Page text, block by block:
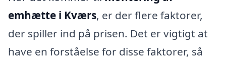
emhætte i Kværs, er der flere faktorer,
der spiller ind på prisen. Det er vigtigt at
have en forståelse for disse faktorer, så